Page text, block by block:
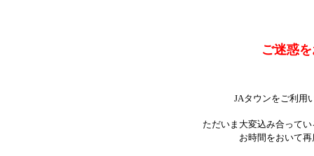
ご迷惑
JAタウンをご利用
ただいま大変込み合って
お時間をおいて